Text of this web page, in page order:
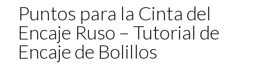
Puntos para la Cinta del
Encaje Ruso – Tutorial de
Encaje de Bolillos